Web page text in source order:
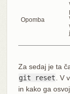
Opomba
Za sedaj je ta
git reset
. V
in kako ga